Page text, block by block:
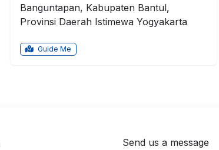
Banguntapan, Kabupaten Bantul,
Provinsi Daerah Istimewa Yogyakarta
Guide Me
Send us a message